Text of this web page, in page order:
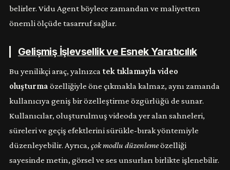
belirler. Vidu Agent böylece zamandan ve maliyetten
önemli ölçüde tasarruf sağlar.
Gelişmiş İşlevsellik ve Esnek Yaratıcılık
Bu yenilikçi araç, yalnızca tek tıklamayla video
oluşturma özelliğiyle öne çıkmakla kalmaz, aynı zamanda
kullanıcıya geniş bir özelleştirme özgürlüğü de sunar.
Kullanıcılar, oluşturulmuş videoda yer alan sahneleri,
süreleri ve geçiş efektlerini sürükle-bırak yöntemiyle
düzenleyebilir. Ayrıca, çok modlu düzenlemeözelliği
sayesinde metin, görsel ve ses unsurları birlikte işlenebilir.